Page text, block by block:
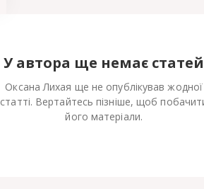
У автора ще немає статей
Оксана Лихая ще не опублікував жодної
статті. Вертайтесь пізніше, щоб
його матеріали.